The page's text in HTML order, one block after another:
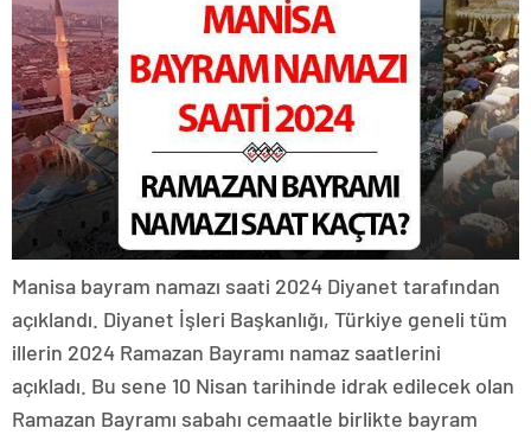
Manisa bayram namazı saati 2024 Diyanet tarafından
açıklandı. Diyanet İşleri Başkanlığı, Türkiye geneli tüm
illerin 2024 Ramazan Bayramı namaz saatlerini
açıkladı. Bu sene 10 Nisan tarihinde idrak edilecek olan
Ramazan Bayramı sabahı cemaatle birlikte bayram